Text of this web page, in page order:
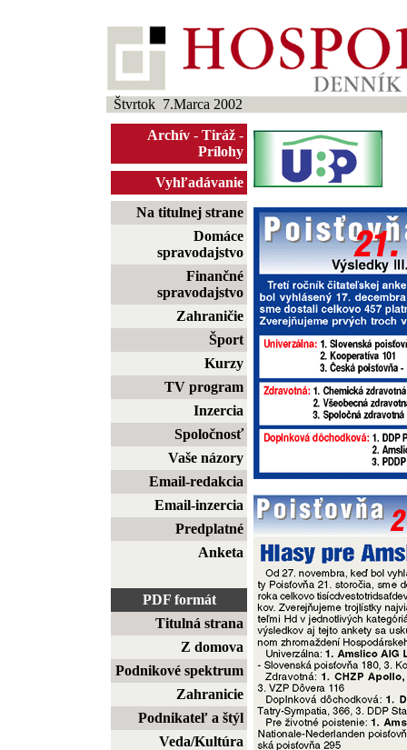
Štvrtok 7.Marca 2002
Archív - Tiráž -
Prílohy
Vyhľadávanie
Na titulnej strane
Domáce
spravodajstvo
Finančné
spravodajstvo
Zahraničie
Šport
Kurzy
TV program
Inzercia
Spoločnosť
Vaše názory
Email-redakcia
Email-inzercia
Predplatné
Anketa
PDF formát
Titulná strana
Z domova
Podnikové spektrum
Zahranicie
Podnikateľ a štýl
Veda/Kultúra